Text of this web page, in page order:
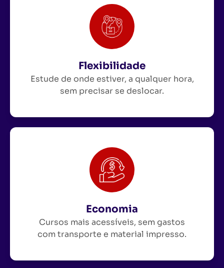
Flexibilidade
Estude de onde estiver, a qualquer hora,
sem precisar se deslocar.
Economia
Cursos mais acessíveis, sem gastos
com transporte e material impresso.